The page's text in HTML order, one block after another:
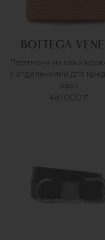
Портмоне из кожи
с отделениями для
карт
481 000 ₽